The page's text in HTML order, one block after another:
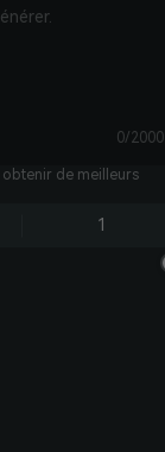
0/2000
obtenir de meilleurs
1